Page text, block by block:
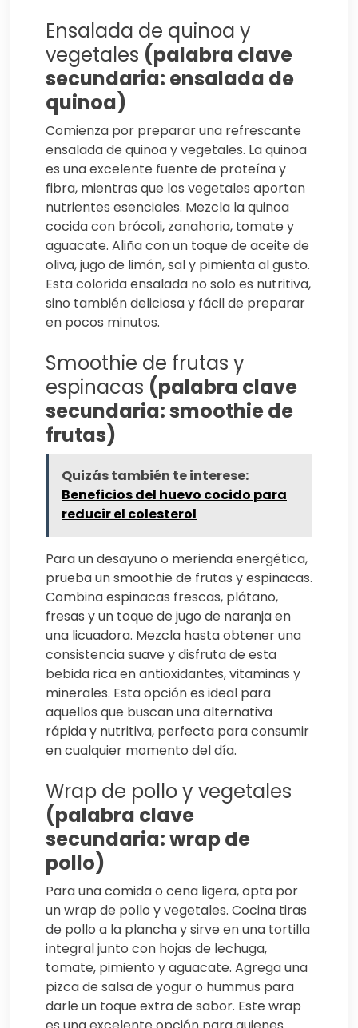
Ensalada de quinoa y
vegetales (palabra clave
secundaria: ensalada de
quinoa)
Comienza por preparar una refrescante
ensalada de quinoa y vegetales. La quinoa
es una excelente fuente de proteína y
fibra, mientras que los vegetales aportan
nutrientes esenciales. Mezcla la quinoa
cocida con brócoli, zanahoria, tomate y
aguacate. Aliña con un toque de aceite de
oliva, jugo de limón, sal y pimienta al gusto.
Esta colorida ensalada no solo es nutritiva,
sino también deliciosa y fácil de preparar
en pocos minutos.
Smoothie de frutas y
espinacas (palabra clave
secundaria: smoothie de
frutas)
Quizás también te interese:
Beneficios del huevo cocido para
reducir el colesterol
Para un desayuno o merienda energética,
prueba un smoothie de frutas y espinacas.
Combina espinacas frescas, plátano,
fresas y un toque de jugo de naranja en
una licuadora. Mezcla hasta obtener una
consistencia suave y disfruta de esta
bebida rica en antioxidantes, vitaminas y
minerales. Esta opción es ideal para
aquellos que buscan una alternativa
rápida y nutritiva, perfecta para consumir
en cualquier momento del día.
Wrap de pollo y vegetales
(palabra clave
secundaria: wrap de
pollo)
Para una comida o cena ligera, opta por
un wrap de pollo y vegetales. Cocina tiras
de pollo a la plancha y sirve en una tortilla
integral junto con hojas de lechuga,
tomate, pimiento y aguacate. Agrega una
pizca de salsa de yogur o hummus para
darle un toque extra de sabor. Este wrap